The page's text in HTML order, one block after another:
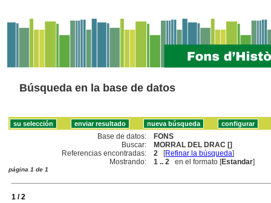
Búsqueda en la base de datos
Base de datos:
FONS
Buscar:
MORRAL DEL DRAC []
Referencias encontradas:
2 [Refinar la búsqueda]
Mostrando:
1 .. 2 en el formato [Estandar]
página 1 de 1
1 / 2